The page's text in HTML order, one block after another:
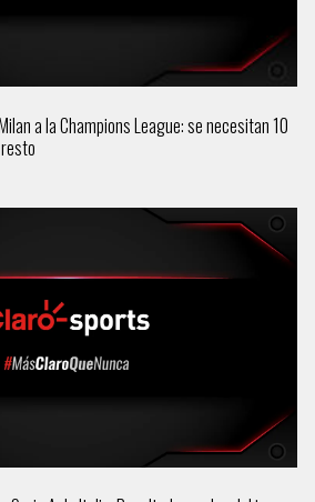
a la Champions League: se necesitan 10